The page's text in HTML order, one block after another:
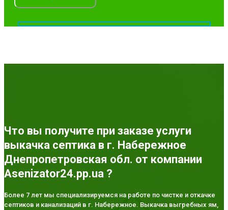
Что вы получите при заказе услуги
выкачка септика в г. Набережное
Днепропетровская обл. от компании
Asenizator24.pp.ua ?
Более 7 лет мы специализируемся на работе по чистке и откачке
септиков и канализаций в г. Набережное. Выкачка выгребных ям,